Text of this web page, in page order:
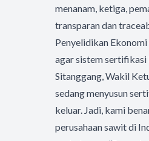
menanam, ketiga,
transparan dan
Penyelidikan
agar sistem sertifikasi
Sitanggang, Wakil
sedang menyusun
keluar. Jadi, kami
perusahaan sawit di